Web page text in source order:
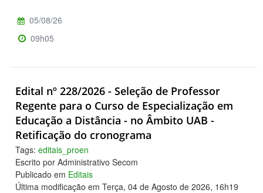
05/08/26
09h05
Edital nº 228/2026 - Seleção de Professor
Regente para o Curso de Especialização em
Educação a Distância - no Âmbito UAB -
Retificação do cronograma
Tags: editais_proen
Escrito por Administrativo Secom
Publicado em Editais
Última modificação em Terça, 04 de Agosto de 2026, 16h19